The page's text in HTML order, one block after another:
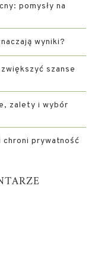
pomysły na
wyniki?
szanse
zalety i wybór
chroni prywatność